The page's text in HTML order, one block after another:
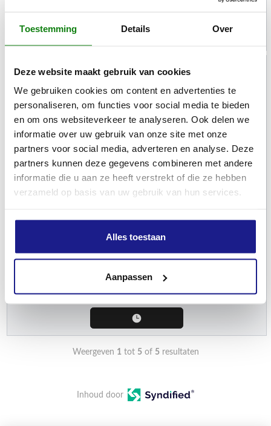
Toestemming Details Over
Deze website maakt gebruik van cookies
We gebruiken cookies om content en advertenties te
personaliseren, om functies voor social media te bieden
en om ons websiteverkeer te analyseren. Ook delen we
informatie over uw gebruik van onze site met onze
partners voor social media, adverteren en analyse. Deze
partners kunnen deze gegevens combineren met andere
informatie die u aan ze heeft verstrekt of die ze hebben
verzameld op basis van uw gebruik van hun services.
Alles toestaan
Aanpassen
STIHL
Weergeven 1tot 5of 5resultaten
Inhoud door